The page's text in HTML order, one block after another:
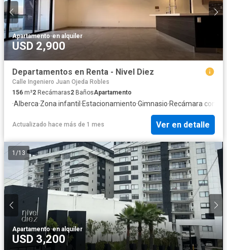
Apartamento·en alquiler
USD 2,900
Departamentos en Renta - Nivel Diez
Calle Ingeniero Juan Ojeda Robles
156 m²2 Recámaras2 BañosApartamento
·Alberca·Zona infantil ·Estacionamiento·Gimnasio·Recámara con
Actualizado hace más de 1 mes Ver en detalle
1 /13
Apartamento·en alquiler
USD 3,200